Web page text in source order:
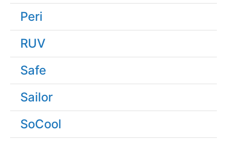
Peri
RUV
Safe
Sailor
SoCool